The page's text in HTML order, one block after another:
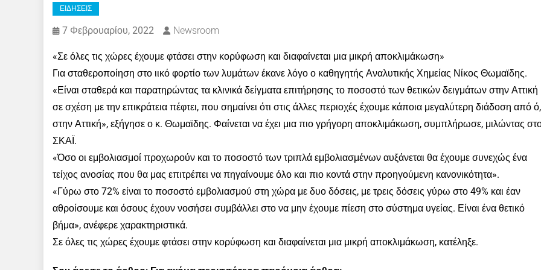
ΕΙΔΗΣΕΙΣ
7 Φεβρουαρίου, 2022 Newsroom
«Σε όλες τις χώρες έχουμε φτάσει στην κορύφωση και διαφαίνεται μια μικρή αποκλιμάκωση»
Για σταθεροποίηση στο ιικό φορτίο των λυμάτων έκανε λόγο ο καθηγητής Αναλυτικής Χημείας Νίκος Θωμαϊδης.
«Είναι σταθερά και παρατηρώντας τα κλινικά δείγματα επιτήρησης το ποσοστό των θετικών δειγμάτων στην Αττική
σε σχέση με την επικράτεια πέφτει, που σημαίνει ότι στις άλλες περιοχές έχουμε κάποια μεγαλύτερη διάδοση από
στην Αττική», εξήγησε ο κ. Θωμαϊδης. Φαίνεται να έχει μια πιο γρήγορη αποκλιμάκωση, συμπλήρωσε, μιλώντας
ΣΚΑΪ.
«Όσο οι εμβολιασμοί προχωρούν και το ποσοστό των τριπλά εμβολιασμένων αυξάνεται θα έχουμε συνεχώς ένα
τείχος ανοσίας που θα μας επιτρέπει να πηγαίνουμε όλο και πιο κοντά στην προηγούμενη κανονικότητα».
«Γύρω στο 72% είναι το ποσοστό εμβολιασμού στη χώρα με δυο δόσεις, με τρεις δόσεις γύρω στο 49% και έαν
αθροίσουμε και όσους έχουν νοσήσει συμβάλλει στο να μην έχουμε πίεση στο σύστημα υγείας. Είναι ένα θετικό
βήμα», ανέφερε χαρακτηριστικά.
Σε όλες τις χώρες έχουμε φτάσει στην κορύφωση και διαφαίνεται μια μικρή αποκλιμάκωση, κατέληξε.